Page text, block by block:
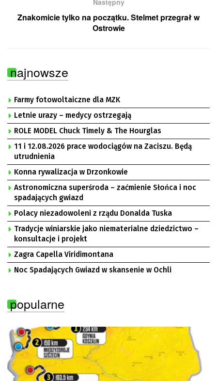
Znakomicie tylko na początku. Stelmet przegrał w
Ostrowie
najnowsze
Farmy fotowoltaiczne dla MZK
Letnie urazy – medycy ostrzegają
ROLE MODEL Chuck Timely & The Hourglas
11 i 12.08.2026 prace wodociągów na Zaciszu. Będą
utrudnienia
Konna rywalizacja w Drzonkowie
Astronomiczna superśroda – zaćmienie Słońca i noc
spadających gwiazd
Polacy niezadowoleni z rządu Donalda Tuska
Tradycje winiarskie jako niematerialne dziedzictwo –
konsultacje i projekt
Zagra Capella Viridimontana
Noc Spadających Gwiazd w skansenie w Ochli
popularne